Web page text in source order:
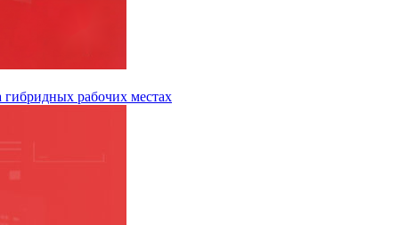
гибридных рабочих местах